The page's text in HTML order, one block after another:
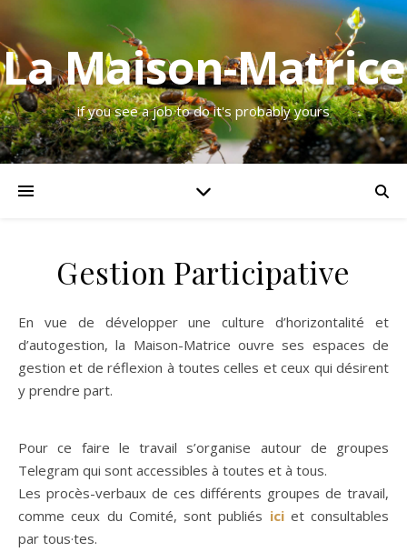
La Maison-Matrice
if you see a job to do it's probably yours
Gestion Participative
En vue de développer une culture d’horizontalité et
d’autogestion, la Maison-Matrice ouvre ses espaces de
gestion et de réflexion à toutes celles et ceux qui désirent
y prendre part.
Pour ce faire le travail s’organise autour de groupes
Telegram qui sont accessibles à toutes et à tous.
Les procès-verbaux de ces différents groupes de travail,
comme ceux du Comité, sont publiés ici et consultables
par tous·tes.